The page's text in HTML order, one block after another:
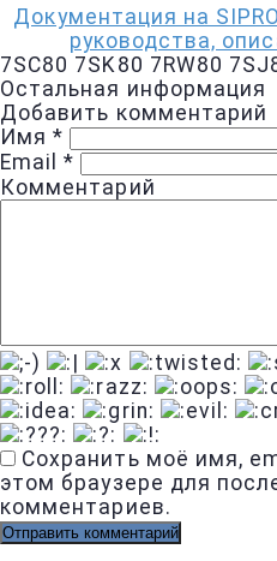
Документация на
руководства,
7SC80 7SK80 7RW80
Остальная информация
Добавить комментарий
Имя*
Email*
Комментарий
Сохранить моё имя,
этом браузере для
комментариев.